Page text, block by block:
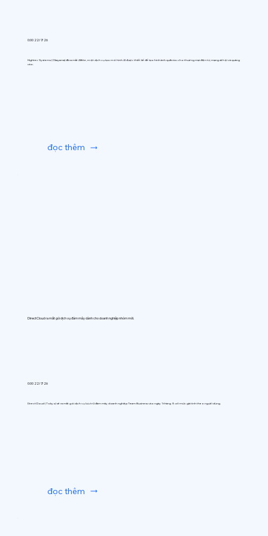
0:00 22/7/26
Hightec Systems (Okayama) đã ra mắt AIfitte, một dịch vụ tạo mô hình AI được thiết kế để tạo hình ảnh quần áo cho thương mại điện tử, mạng xã hội và quảng
cáo.
đọc thêm
DirectCloud ra mắt gói dịch vụ đám mây dành cho doanh nghiệp nhóm mới.
0:00 22/7/26
DirectCloud (Tokyo) sẽ ra mắt gói dịch vụ lưu trữ đám mây doanh nghiệp Team Business vào ngày 1 tháng 9, với mức giá tính theo người dùng.
đọc thêm